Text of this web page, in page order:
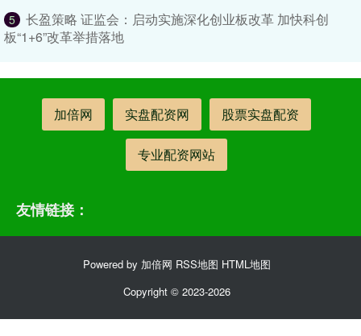
5
长盈策略 证监会：启动实施深化创业板改革 加快科创
板“1+6”改革举措落地
加倍网 实盘配资网 股票实盘配资
专业配资网站
友情链接：
Powered by 加倍网 RSS地图 HTML地图
Copyright © 2023-2026